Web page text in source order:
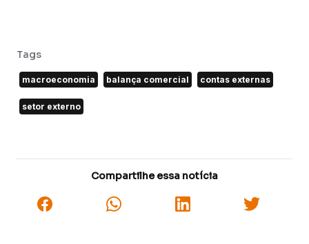
Tags
macroeconomia balança comercial contas externas
setor externo
Compartilhe essa notícia